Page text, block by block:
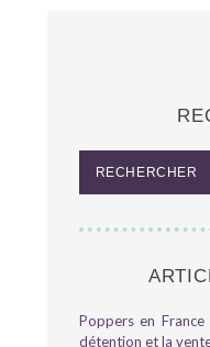
Poppers en
détention et la